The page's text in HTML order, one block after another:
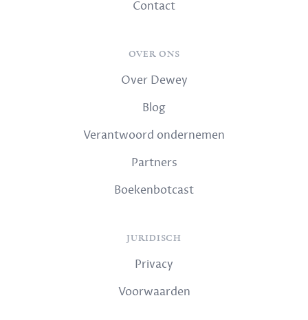
Contact
OVER ONS
Over Dewey
Blog
Verantwoord ondernemen
Partners
Boekenbotcast
JURIDISCH
Privacy
Voorwaarden